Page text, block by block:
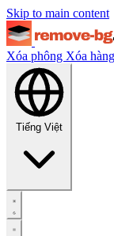
Skip to main content
Xóa phông Xóa
Tiếng Việt